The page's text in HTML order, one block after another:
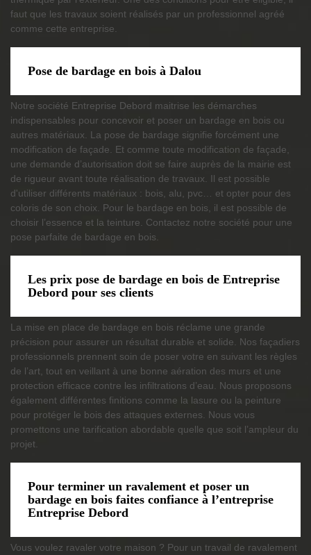
faut que les travaux soient réalisés par un professionnel agréé
comme cette entreprise.
Pose de bardage en bois à Dalou
Notre société Entreprise Debord maitrise les démarches
indispensables pour concevoir et poser un bardage en bois ou
autres matériaux. La pose de bardage signifie forcément une
modification de façade. Et comme toute modification de façade,
une demande d’autorisation doit se faire auprès de la mairie est
de rigueur avant toute réalisation de travaux. Il est possible
d'utiliser différents matériaux : bois, alu, pvc… et opter pour des
coloris de son choix. Pour le bardage en bois, il est possible de
choisir l’essence et la teinture. Contactez notre société pour une
pose parfaite de bardage en bois.
Les prix pose de bardage en bois de Entreprise
Debord pour ses clients
La mise en place de bardage en bois réclame une grande
précision pour assurer un résultat durable et solide. Nos façadiers
professionnels prennent soin de poser votre en suivant les règles
de l’art, tout en veillant à une bonne aération des murs et une
protection efficace contre les infiltrations d’eau. Nous proposons
également différentes finitions comme la lasure ou la peinture
pour protéger le bois des attaques externes. Nous vous
promettons une tarification abordable quelle que soit l’ampleur du
projet.
Pour terminer un ravalement et poser un
bardage en bois faites confiance à l’entreprise
Entreprise Debord
Vous voulez ravaler votre maison ? Pour un travail de ravalement